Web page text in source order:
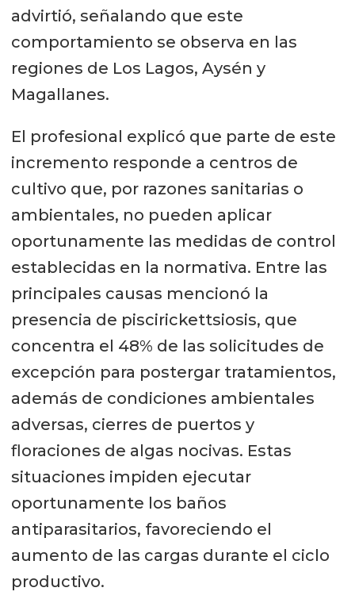
advirtió, señalando que este
comportamiento se observa en las
regiones de Los Lagos, Aysén y
Magallanes.
El profesional explicó que parte de este
incremento responde a centros de
cultivo que, por razones sanitarias o
ambientales, no pueden aplicar
oportunamente las medidas de control
establecidas en la normativa. Entre las
principales causas mencionó la
presencia de piscirickettsiosis, que
concentra el 48% de las solicitudes de
excepción para postergar tratamientos,
además de condiciones ambientales
adversas, cierres de puertos y
floraciones de algas nocivas. Estas
situaciones impiden ejecutar
oportunamente los baños
antiparasitarios, favoreciendo el
aumento de las cargas durante el ciclo
productivo.